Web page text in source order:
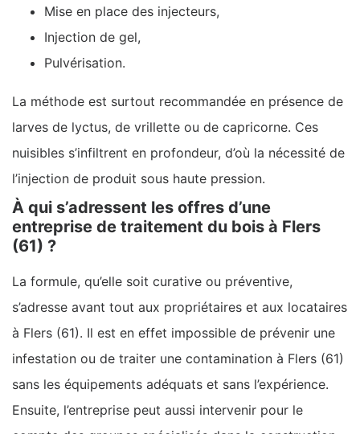
Mise en place des injecteurs,
Injection de gel,
Pulvérisation.
La méthode est surtout recommandée en présence de
larves de lyctus, de vrillette ou de capricorne. Ces
nuisibles s’infiltrent en profondeur, d’où la nécessité de
l’injection de produit sous haute pression.
À qui s’adressent les offres d’une
entreprise de traitement du bois à Flers
(61) ?
La formule, qu’elle soit curative ou préventive,
s’adresse avant tout aux propriétaires et aux locataires
à Flers (61). Il est en effet impossible de prévenir une
infestation ou de traiter une contamination à Flers (61)
sans les équipements adéquats et sans l’expérience.
Ensuite, l’entreprise peut aussi intervenir pour le